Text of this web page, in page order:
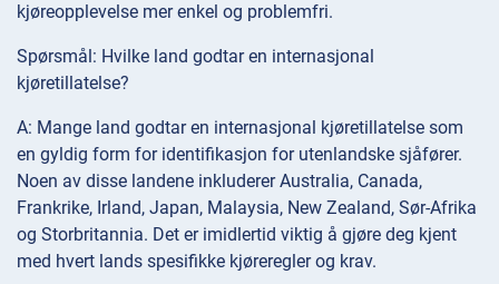
kjøreopplevelse mer enkel og problemfri.
Spørsmål: Hvilke land godtar en internasjonal
kjøretillatelse?
A: Mange land godtar en internasjonal kjøretillatelse som
en gyldig form for identifikasjon for utenlandske sjåfører.
Noen av disse landene inkluderer Australia, Canada,
Frankrike, Irland, Japan, Malaysia, New Zealand, Sør-Afrika
og Storbritannia. Det er imidlertid viktig å gjøre deg kjent
med hvert lands spesifikke kjøreregler og krav.